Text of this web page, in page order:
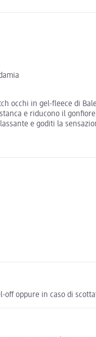
occhi in gel-fleece di
e riducono il
e goditi la
off oppure in caso di